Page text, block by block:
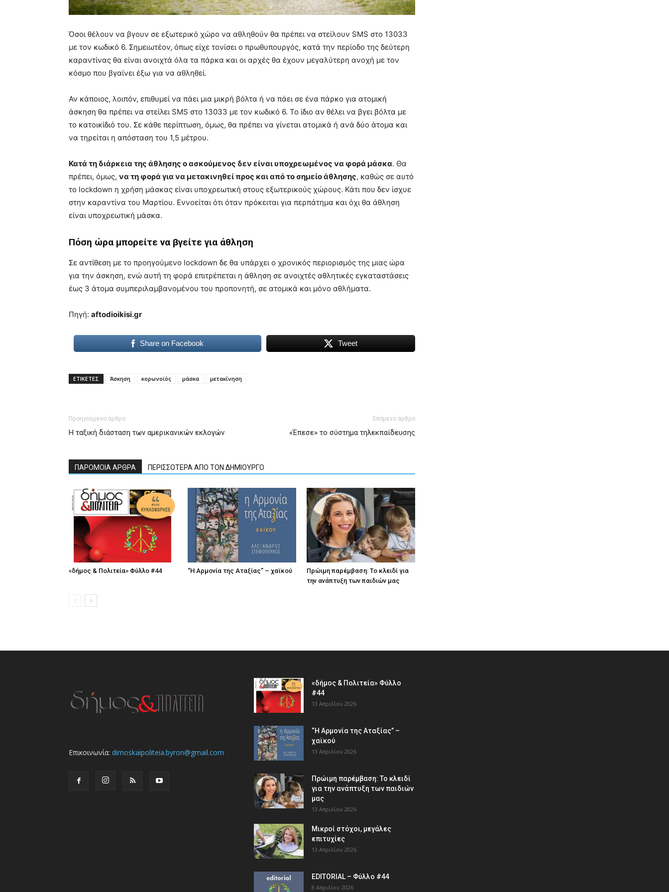
Όσοι θέλουν να βγουν σε εξωτερικό χώρο να αθληθούν θα πρέπει να στείλουν SMS στο 13033
με τον κωδικό 6. Σημειωτέον, όπως είχε τονίσει ο πρωθυπουργός, κατά την περίοδο της δεύτερη
καραντίνας θα είναι ανοιχτά όλα τα πάρκα και οι αρχές θα έχουν μεγαλύτερη ανοχή με τον
κόσμο που βγαίνει έξω για να αθληθεί.
Αν κάποιος, λοιπόν, επιθυμεί να πάει μια μικρή βόλτα ή να πάει σε ένα πάρκο για ατομική
άσκηση θα πρέπει να στείλει SMS στο 13033 με τον κωδικό 6. Το ίδιο αν θέλει να βγει βόλτα με
το κατοικίδιό του. Σε κάθε περίπτωση, όμως, θα πρέπει να γίνεται ατομικά ή ανά δύο άτομα και
να τηρείται η απόσταση του 1,5 μέτρου.
Κατά τη διάρκεια της άθλησης ο ασκούμενος δεν είναι υποχρεωμένος να φορά μάσκα. Θα
πρέπει, όμως, να τη φορά για να μετακινηθεί προς και από το σημείο άθλησης, καθώς σε αυτό
το lockdown η χρήση μάσκας είναι υποχρεωτική στους εξωτερικούς χώρους. Κάτι που δεν ίσχυε
στην καραντίνα του Μαρτίου. Εννοείται ότι όταν πρόκειται για περπάτημα και όχι θα άθληση
είναι υποχρεωτική μάσκα.
Πόση ώρα μπορείτε να βγείτε για άθληση
Σε αντίθεση με το προηγούμενο lockdown δε θα υπάρχει ο χρονικός περιορισμός της μιας ώρα
για την άσκηση, ενώ αυτή τη φορά επιτρέπεται η άθληση σε ανοιχτές αθλητικές εγκαταστάσεις
έως 3 άτομα συμπεριλαμβανομένου του προπονητή, σε ατομικά και μόνο αθλήματα.
Πηγή: aftodioikisi.gr
Share on Facebook Tweet
ΕΤΙΚΕΤΕΣ Άσκηση κορωνοϊός μάσκα μετακίνηση
Προηγούμενο άρθρο
Η ταξική διάσταση των αμερικανικών εκλογών
Επόμενο άρθρο
«Έπεσε» το σύστημα τηλεκπαίδευσης
ΠΑΡΟΜΟΙΑ ΑΡΘΡΑ ΠΕΡΙΣΣΟΤΕΡΑ ΑΠΟ ΤΟΝ ΔΗΜΙΟΥΡΓΟ
«δήμος & Πολιτεία» Φύλλο #44 “Η Αρμονία της Αταξίας” – χαϊκού
Πρώιμη παρέμβαση: Το κλειδί για
την ανάπτυξη των παιδιών µας
Επικοινωνία: dimoskaipoliteia.byron@gmail.com
«δήμος & Πολιτεία» Φύλλο
#44
13 Απριλίου 2026
“Η Αρμονία της Αταξίας” –
χαϊκού
13 Απριλίου 2026
Πρώιμη παρέμβαση: Το κλειδί
για την ανάπτυξη των παιδιών
µας
13 Απριλίου 2026
Μικροί στόχοι, μεγάλες
επιτυχίες
13 Απριλίου 2026
EDITORIAL – Φύλλο #44
8 Απριλίου 2026